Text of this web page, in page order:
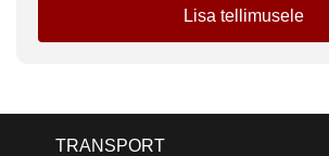
Lisa tellimusele
TRANSPORT